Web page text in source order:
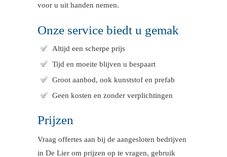
voor u uit handen nemen.
Onze service biedt u gemak
Altijd een scherpe prijs
Tijd en moeite blijven u bespaart
Groot aanbod, ook kunststof en prefab
Geen kosten en zonder verplichtingen
Prijzen
Vraag offertes aan bij de aangesloten bedrijven
in De Lier om prijzen op te vragen, gebruik